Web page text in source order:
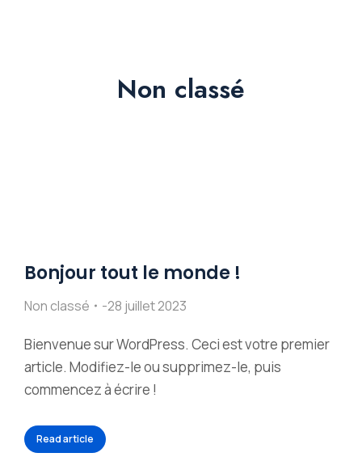
Non classé
Bonjour tout le monde !
Non classé 28 juillet 2023
Bienvenue sur WordPress. Ceci est votre premier
article. Modifiez-le ou supprimez-le, puis
commencez à écrire !
Read article